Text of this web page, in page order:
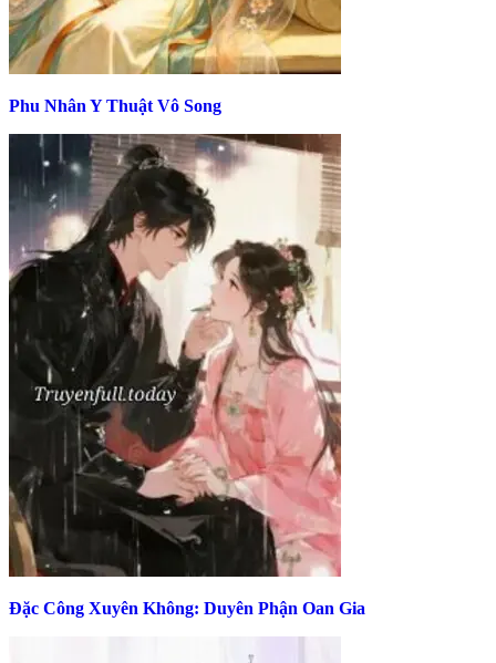
Phu Nhân Y Thuật Vô Song
Đặc Công Xuyên Không: Duyên Phận Oan Gia